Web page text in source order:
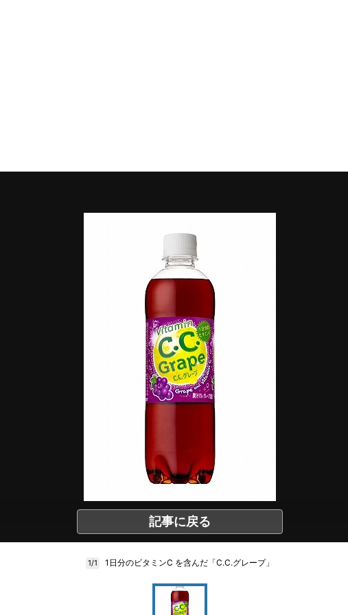
記事に戻る
1/1 1日分のビタミンC を含んだ「C.C.グレープ」